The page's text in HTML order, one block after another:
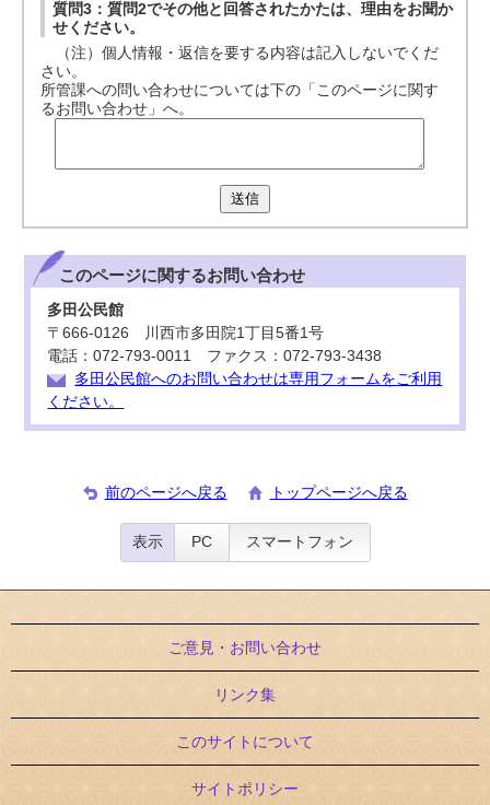
質問3：質問2でその他と回答されたかたは、理由をお聞か
せください。
（注）個人情報・返信を要する内容は記入しないでくだ
さい。
所管課への問い合わせについては下の「このページに関す
るお問い合わせ」へ。
送信
このページに関するお問い合わせ
多田公民館
〒666-0126 川西市多田院1丁目5番1号
電話：072-793-0011 ファクス：072-793-3438
多田公民館へのお問い合わせは専用フォームをご利用
ください。
前のページへ戻る トップページへ戻る
表示 PC スマートフォン
ご意見・お問い合わせ
リンク集
このサイトについて
サイトポリシー